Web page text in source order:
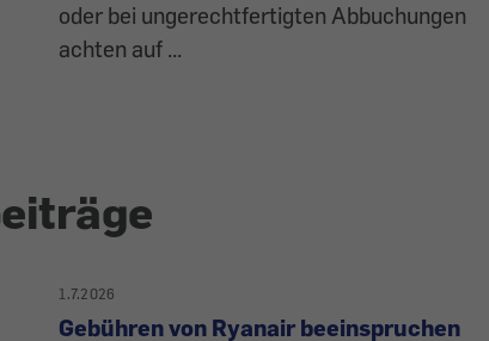
oder bei ungerechtfertigten Abbuchungen
achten auf ...
1.7.2026
Gebühren von Ryanair beeinspruchen